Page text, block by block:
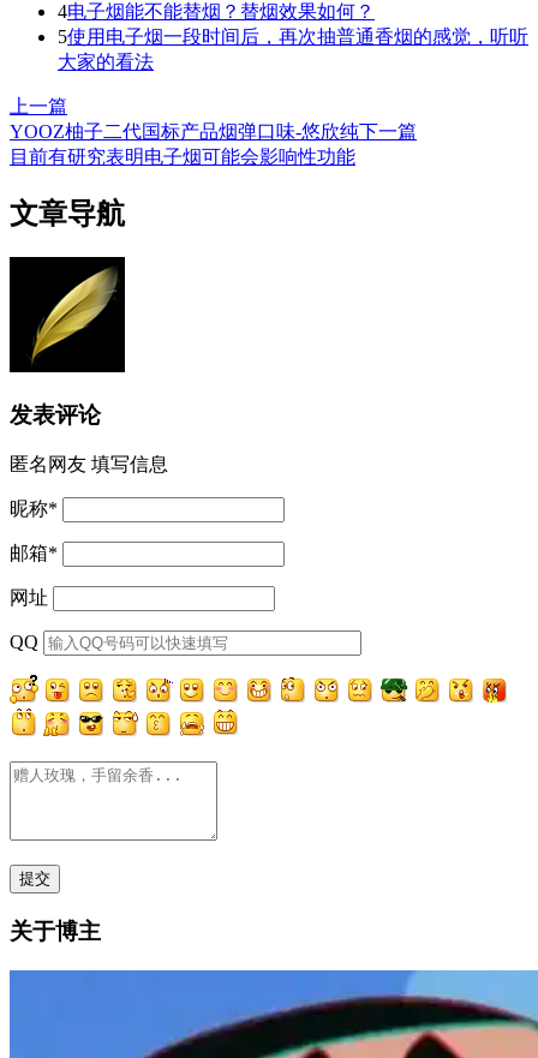
4电子烟能不能替烟？替烟效果如何？
5使用电子烟一段时间后，再次抽普通香烟的感觉，听听
大家的看法
上一篇
YOOZ柚子二代国标产品烟弹口味-悠欣纯下一篇
目前有研究表明电子烟可能会影响性功能
文章导航
发表评论
匿名网友 填写信息
昵称*
邮箱*
网址
QQ
关于博主